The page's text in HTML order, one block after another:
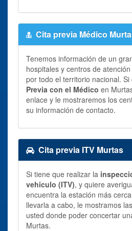
Cita previa Médico
Tenemos información de un
hospitales y centros de
por todo el territorio nacional.
Previa con el Médico en
enlace y le mostraremos los
su información de contacto.
Cita previa ITV Murtas
Si tiene que realizar la
vehiculo (ITV), y quiere
encuentra la estación más
llevarla a cabo, le mostramos
usted donde poder concertar
Murtas.